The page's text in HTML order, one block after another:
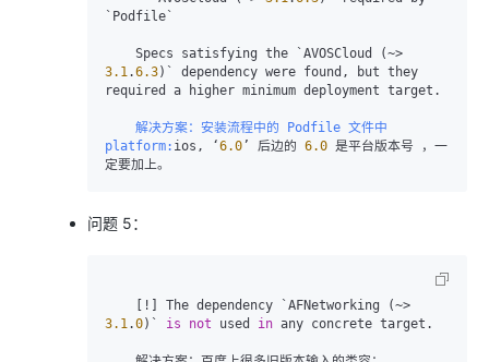
`Podfile`
3.1.6.3)` dependency were found, but they
required a higher minimum deployment target.
platform: ios, ‘6.0’ 后边的 6.0 是平台版本号 ，一
定要加上。
问题 5：
3.1.0)` is not used in any concrete target.